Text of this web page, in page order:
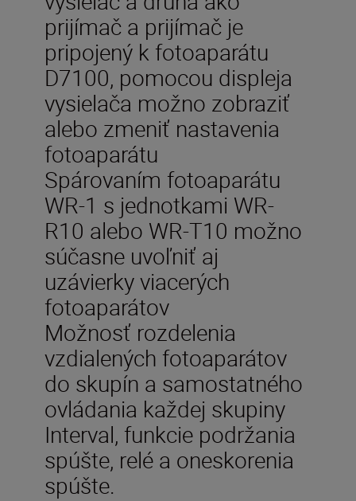
prijímač a prijímač je
pripojený k fotoaparátu
D7100, pomocou displeja
vysielača možno zobraziť
alebo zmeniť nastavenia
fotoaparátu
Spárovaním fotoaparátu
WR-1 s jednotkami WR-
R10 alebo WR-T10 možno
súčasne uvoľniť aj
uzávierky viacerých
fotoaparátov
Možnosť rozdelenia
vzdialených fotoaparátov
do skupín a samostatného
ovládania každej skupiny
Interval, funkcie podržania
spúšte, relé a oneskorenia
spúšte.